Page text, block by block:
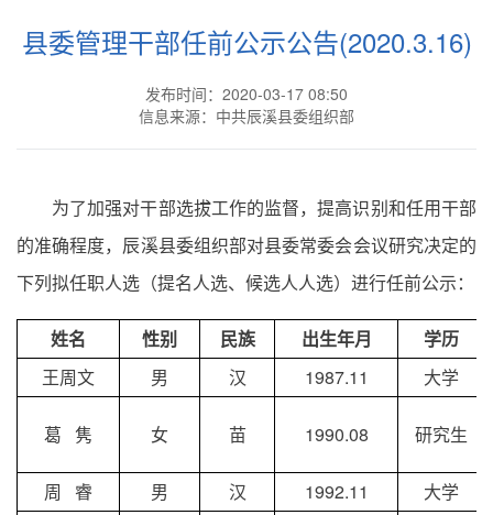
县委管理干部任前公示公告(2020.3.16)
发布时间：2020-03-17 08:50
信息来源：中共辰溪县委组织部
为了加强对干部选拔工作的监督，提高识别和任用干部
的准确程度，辰溪县委组织部对县委常委会会议研究决定的
下列拟任职人选（提名人选、候选人人选）进行任前公示：
姓名 性别 民族 出生年月
学历
王周文
男 汉 1987.11 大学
葛 隽 女 苗 1990.08 研究生
周 睿 男 汉 1992.11
大学